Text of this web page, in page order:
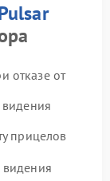
отказе от
прицелов